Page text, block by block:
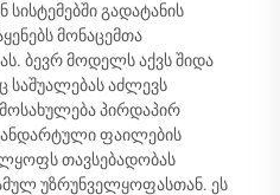
გადატანის
მონაცემთა
ბევრ მოდელს აქვს შიდა
საშუალებას აძლევს
პირდაპირ
ფაილების
თავსებადობას
უზრუნველყოფასთან. ეს